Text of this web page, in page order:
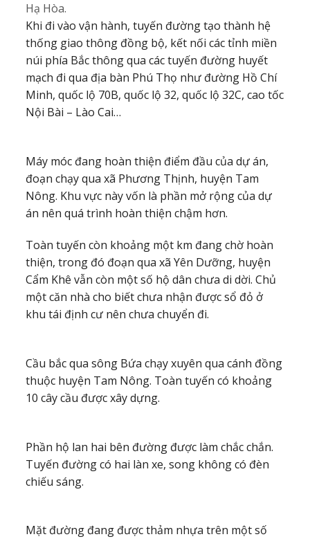
Hạ Hòa.
Khi đi vào vận hành, tuyến đường tạo thành hệ
thống giao thông đồng bộ, kết nối các tỉnh miền
núi phía Bắc thông qua các tuyến đường huyết
mạch đi qua địa bàn Phú Thọ như đường Hồ Chí
Minh, quốc lộ 70B, quốc lộ 32, quốc lộ 32C, cao tốc
Nội Bài – Lào Cai…
Máy móc đang hoàn thiện điểm đầu của dự án,
đoạn chạy qua xã Phương Thịnh, huyện Tam
Nông. Khu vực này vốn là phần mở rộng của dự
án nên quá trình hoàn thiện chậm hơn.
Toàn tuyến còn khoảng một km đang chờ hoàn
thiện, trong đó đoạn qua xã Yên Dưỡng, huyện
Cẩm Khê vẫn còn một số hộ dân chưa di dời. Chủ
một căn nhà cho biết chưa nhận được sổ đỏ ở
khu tái định cư nên chưa chuyển đi.
Cầu bắc qua sông Bứa chạy xuyên qua cánh đồng
thuộc huyện Tam Nông. Toàn tuyến có khoảng
10 cây cầu được xây dựng.
Phần hộ lan hai bên đường được làm chắc chắn.
Tuyến đường có hai làn xe, song không có đèn
chiếu sáng.
Mặt đường đang được thảm nhựa trên một số